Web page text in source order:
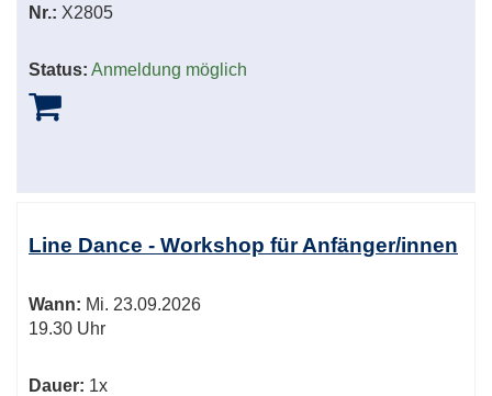
Nr.: X2805
Status: Anmeldung möglich
Line Dance - Workshop für Anfänger/innen
Wann: Mi. 23.09.2026
19.30 Uhr
Dauer: 1x